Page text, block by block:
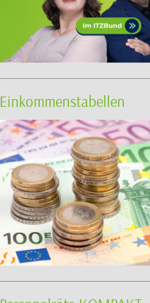
Einkommenstabellen